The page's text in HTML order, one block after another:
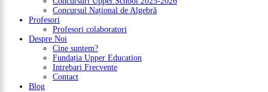
Concursul Național de Algebră
Profesori
Profesori colaboratori
Despre Noi
Cine suntem?
Fundația Upper Education
Intrebari Frecvente
Contact
Blog